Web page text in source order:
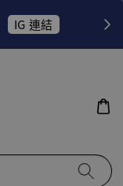
IG 連結